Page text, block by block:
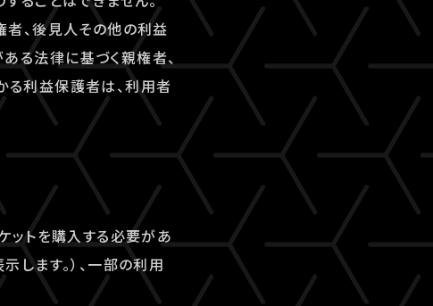
、後見人その他の利益
る法律に基づく親権者、
る利益保護者は、利用者
ットを購入する必要があ
します。）、一部の利用